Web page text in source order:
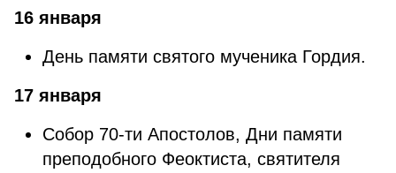
16 января
День памяти святого мученика Гордия.
17 января
Собор 70-ти Апостолов, Дни памяти
преподобного Феоктиста, святителя